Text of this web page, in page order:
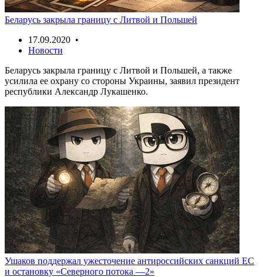
Беларусь закрыла границу с Литвой и Польшей
17.09.2020 •
Новости
Беларусь закрыла границу с Литвой и Польшей, а также
усилила ее охрану со стороны Украины, заявил президент
республики Александр Лукашенко.
Ушаков поддержал ужесточение антироссийских санкций ЕС
и остановку «Северного потока —2»